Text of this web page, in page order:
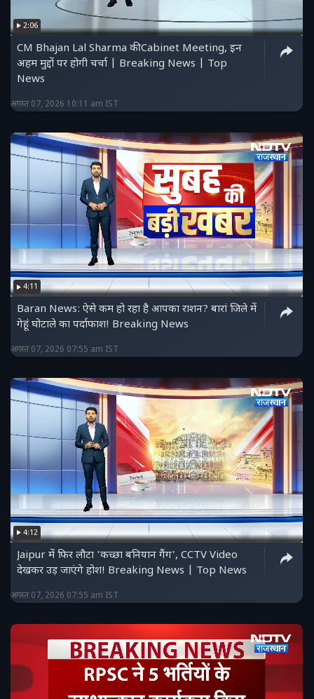
2:06
CM Bhajan Lal Sharma की Cabinet Meeting, इन
अहम मुद्दों पर होगी चर्चा | Breaking News | Top
News
अगस्त 07, 2026 10:11 am IST
4:11
Baran News: ऐसे कम हो रहा है आपका राशन? बारां जिले में
गेहूं घोटाले का पर्दाफाश! Breaking News
अगस्त 07, 2026 07:55 am IST
4:12
Jaipur में फिर लौटा 'कच्छा बनियान गैंग', CCTV Video
देखकर उड़ जाएंगे होश! Breaking News | Top News
अगस्त 07, 2026 07:55 am IST